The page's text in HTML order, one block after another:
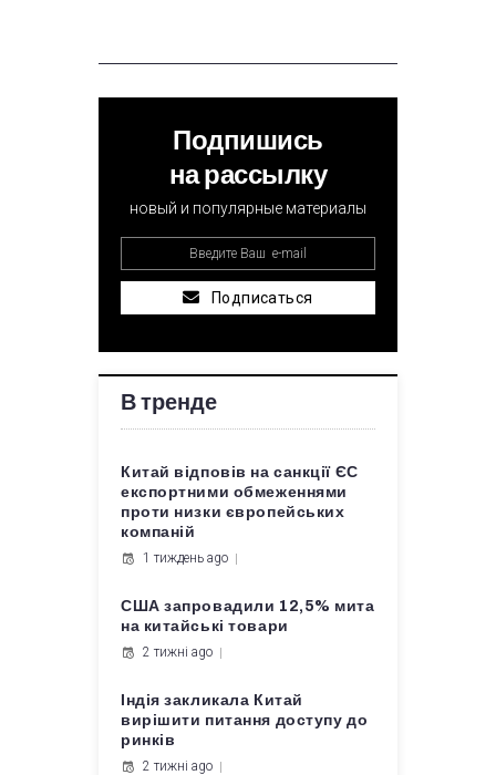
Подпишись
на рассылку
новый и популярные материалы
Подписаться
В тренде
Китай відповів на санкції ЄС
експортними обмеженнями
проти низки європейських
компаній
1 тиждень ago
США запровадили 12,5% мита
на китайські товари
2 тижні ago
Індія закликала Китай
вирішити питання доступу до
ринків
2 тижні ago